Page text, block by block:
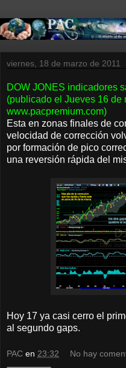
viernes, 18 de marzo de 2011
DOW JONES indicadores
(publicado el Jueves 16 de
www.pacpremium.com)
Esta en zonas finales de
velocidad de corrección
por formación de pico
una reversión rápida del
Hoy 17 ya casi cerro el
al segundo gaps.
PAC en 23:32 No hay